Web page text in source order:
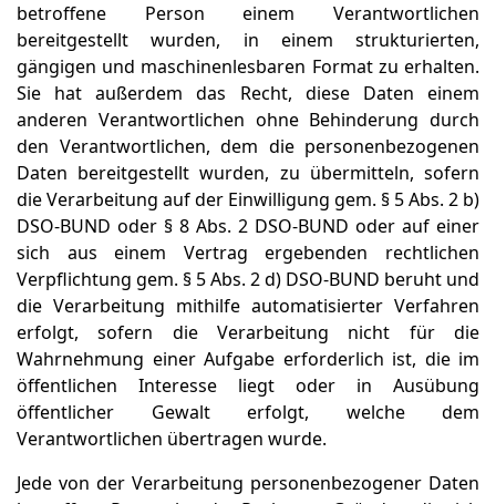
betroffene Person einem Verantwortlichen
bereitgestellt wurden, in einem strukturierten,
gängigen und maschinenlesbaren Format zu erhalten.
Sie hat außerdem das Recht, diese Daten einem
anderen Verantwortlichen ohne Behinderung durch
den Verantwortlichen, dem die personenbezogenen
Daten bereitgestellt wurden, zu übermitteln, sofern
die Verarbeitung auf der Einwilligung gem. § 5 Abs. 2 b)
DSO-BUND oder § 8 Abs. 2 DSO-BUND oder auf einer
sich aus einem Vertrag ergebenden rechtlichen
Verpflichtung gem. § 5 Abs. 2 d) DSO-BUND beruht und
die Verarbeitung mithilfe automatisierter Verfahren
erfolgt, sofern die Verarbeitung nicht für die
Wahrnehmung einer Aufgabe erforderlich ist, die im
öffentlichen Interesse liegt oder in Ausübung
öffentlicher Gewalt erfolgt, welche dem
Verantwortlichen übertragen wurde.
Jede von der Verarbeitung personenbezogener Daten